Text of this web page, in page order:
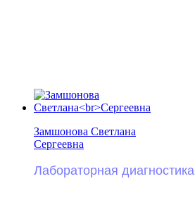
Замшонова Светлана
Сергеевна
Лабораторная диагностика